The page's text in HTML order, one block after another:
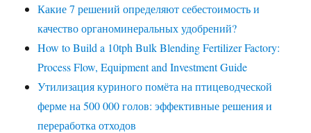
Какие 7 решений определяют себестоимость и
качество органоминеральных удобрений?
How to Build a 10tph Bulk Blending Fertilizer Factory:
Process Flow, Equipment and Investment Guide
Утилизация куриного помёта на птицеводческой
ферме на 500 000 голов: эффективные решения и
переработка отходов